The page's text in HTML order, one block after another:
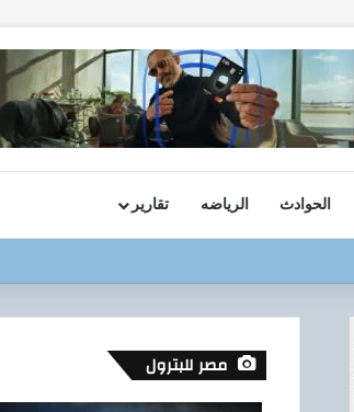
الحوادث الرياضه تقارير
مصر للبترول